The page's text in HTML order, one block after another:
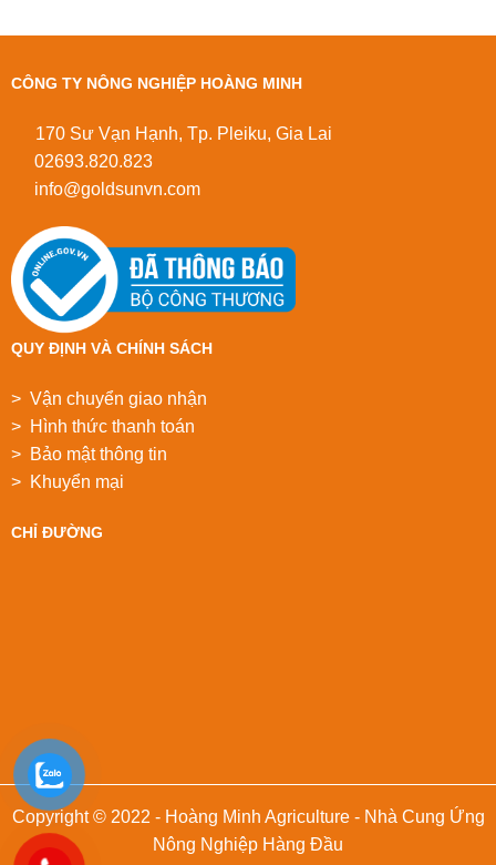
CÔNG TY NÔNG NGHIỆP HOÀNG MINH
170 Sư Vạn Hạnh, Tp. Pleiku, Gia Lai
02693.820.823
info@goldsunvn.com
QUY ĐỊNH VÀ CHÍNH SÁCH
> Vận chuyển giao nhận
> Hình thức thanh toán
> Bảo mật thông tin
> Khuyển mại
CHỈ ĐƯỜNG
Copyright © 2022 - Hoàng Minh Agriculture - Nhà Cung Ứng
Nông Nghiệp Hàng Đầu